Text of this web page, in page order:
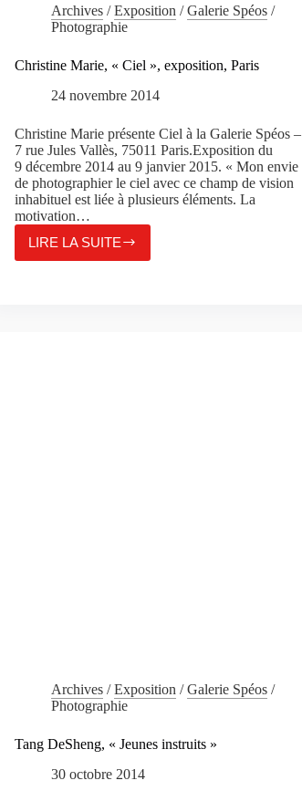
Archives /Exposition /Galerie Spéos /
Photographie
Christine Marie, « Ciel », exposition, Paris
24 novembre 2014
Christine Marie présente Ciel à la Galerie Spéos –
7 rue Jules Vallès, 75011 Paris.Exposition du
9 décembre 2014 au 9 janvier 2015. « Mon envie
de photographier le ciel avec ce champ de vision
inhabituel est liée à plusieurs éléments. La
motivation…
LIRE LA SUITE
CHRISTINE
MARIE,
Archives /Exposition /Galerie Spéos /
Photographie
Tang DeSheng, « Jeunes instruits »
30 octobre 2014